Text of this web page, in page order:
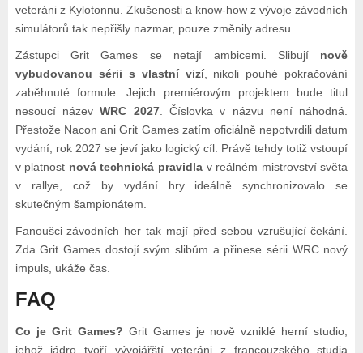
veteráni z Kylotonnu. Zkušenosti a know-how z vývoje závodních
simulátorů tak nepřišly nazmar, pouze změnily adresu.
Zástupci Grit Games se netají ambicemi. Slibují nově
vybudovanou sérii s vlastní vizí, nikoli pouhé pokračování
zaběhnuté formule. Jejich premiérovým projektem bude titul
nesoucí názevWRC 2027. Číslovka v názvu není náhodná.
Přestože Nacon ani Grit Games zatím oficiálně nepotvrdili datum
vydání, rok 2027 se jeví jako logický cíl. Právě tehdy totiž vstoupí
v platnost nová technická pravidla v reálném mistrovství světa
v rallye, což by vydání hry ideálně synchronizovalo se
skutečným šampionátem.
Fanoušci závodních her tak mají před sebou vzrušující čekání.
Zda Grit Games dostojí svým slibům a přinese sérii WRC nový
impuls, ukáže čas.
FAQ
Co je Grit Games? Grit Games je nově vzniklé herní studio,
jehož jádro tvoří vývojářští veteráni z francouzského studia